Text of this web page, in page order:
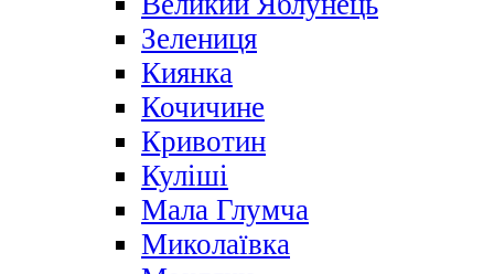
Зелениця
Киянка
Кочичине
Кривотин
Куліші
Мала Глумча
Миколаївка